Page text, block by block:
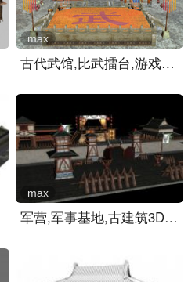
古代武馆,比武擂台,游戏场..
max
军营,军事基地,古建筑3D模..
max